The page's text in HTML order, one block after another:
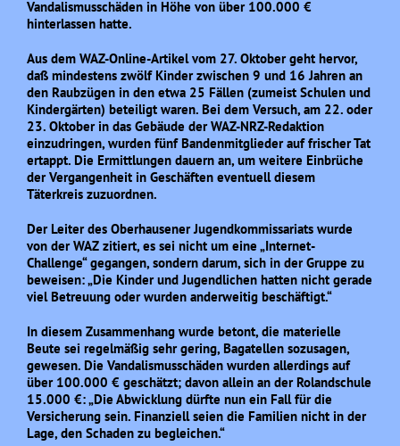
Vandalismusschäden in Höhe von über 100.000 €
hinterlassen hatte.
Aus dem WAZ-Online-Artikel vom 27. Oktober geht hervor,
daß mindestens zwölf Kinder zwischen 9 und 16 Jahren an
den Raubzügen in den etwa 25 Fällen (zumeist Schulen und
Kindergärten) beteiligt waren. Bei dem Versuch, am 22. oder
23. Oktober in das Gebäude der WAZ-NRZ-Redaktion
einzudringen, wurden fünf Bandenmitglieder auf frischer Tat
ertappt. Die Ermittlungen dauern an, um weitere Einbrüche
der Vergangenheit in Geschäften eventuell diesem
Täterkreis zuzuordnen.
Der Leiter des Oberhausener Jugendkommissariats wurde
von der WAZ zitiert, es sei nicht um eine „Internet-
Challenge“ gegangen, sondern darum, sich in der Gruppe zu
beweisen: „Die Kinder und Jugendlichen hatten nicht gerade
viel Betreuung oder wurden anderweitig beschäftigt.“
In diesem Zusammenhang wurde betont, die materielle
Beute sei regelmäßig sehr gering, Bagatellen sozusagen,
gewesen. Die Vandalismusschäden wurden allerdings auf
über 100.000 € geschätzt; davon allein an der Rolandschule
15.000 €: „Die Abwicklung dürfte nun ein Fall für die
Versicherung sein. Finanziell seien die Familien nicht in der
Lage, den Schaden zu begleichen.“